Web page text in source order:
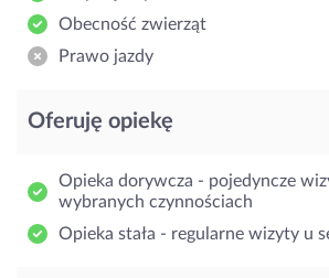
Obecność zwierząt
Prawo jazdy
Oferuję opiekę
Opieka dorywcza - pojedyncze
wybranych czynnościach
Opieka stała - regularne wizyty u